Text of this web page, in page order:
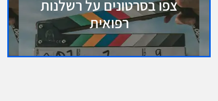
צפו בסרטונים על רשלנות
רפואית